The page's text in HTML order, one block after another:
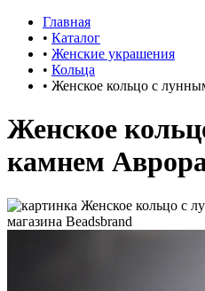
Главная
• Каталог
• Женские украшения
• Кольца
• Женское кольцо с
Женское
камнем